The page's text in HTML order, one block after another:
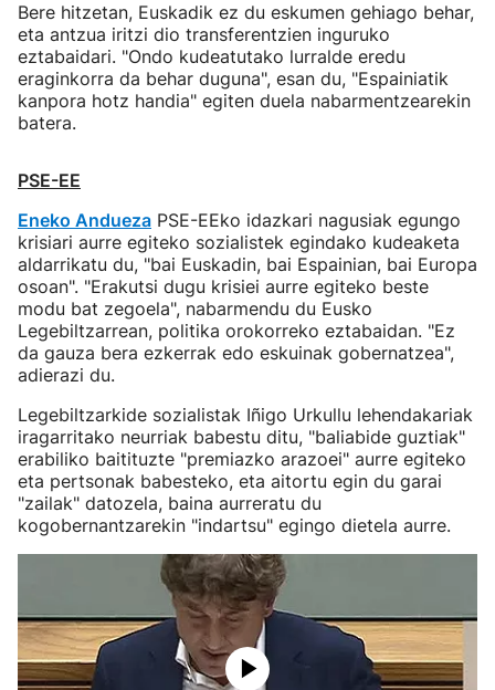
Bere hitzetan, Euskadik ez du eskumen gehiago behar,
eta antzua iritzi dio transferentzien inguruko
eztabaidari. "Ondo kudeatutako lurralde eredu
eraginkorra da behar duguna", esan du, "Espainiatik
kanpora hotz handia" egiten duela nabarmentzearekin
batera.
PSE-EE
Eneko Andueza PSE-EEko idazkari nagusiak egungo
krisiari aurre egiteko sozialistek egindako kudeaketa
aldarrikatu du, "bai Euskadin, bai Espainian, bai Europa
osoan". "Erakutsi dugu krisiei aurre egiteko beste
modu bat zegoela", nabarmendu du Eusko
Legebiltzarrean, politika orokorreko eztabaidan. "Ez
da gauza bera ezkerrak edo eskuinak gobernatzea",
adierazi du.
Legebiltzarkide sozialistak Iñigo Urkullu lehendakariak
iragarritako neurriak babestu ditu, "baliabide guztiak"
erabiliko baitituzte "premiazko arazoei" aurre egiteko
eta pertsonak babesteko, eta aitortu egin du garai
"zailak" datozela, baina aurreratu du
kogobernantzarekin "indartsu" egingo dietela aurre.